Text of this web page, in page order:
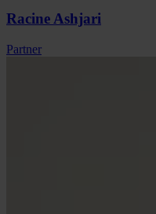
RacineAshjari
Partner